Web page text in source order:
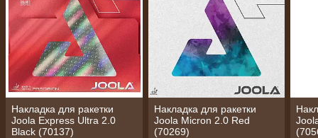
Накладка для ракетки
Joola Express Ultra 2.0
Black (70137)
Накладка для ракетки
Joola Micron 2.0 Red
(70269)